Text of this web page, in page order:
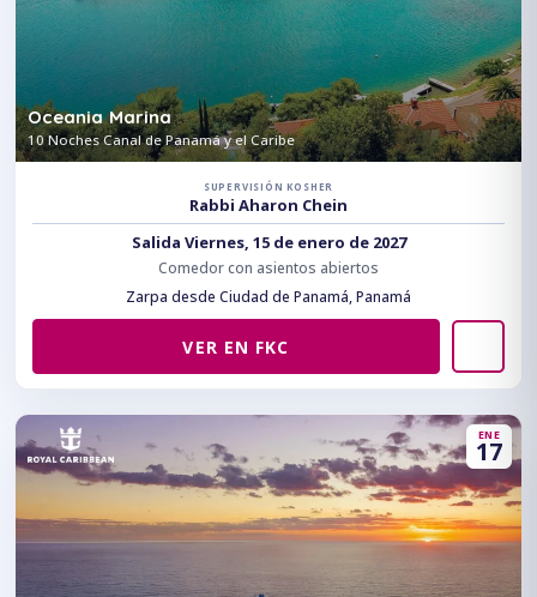
Oceania Marina
10 Noches Canal de Panamá y el Caribe
SUPERVISIÓN KOSHER
Rabbi Aharon Chein
Salida Viernes, 15 de enero de 2027
Comedor con asientos abiertos
Zarpa desde Ciudad de Panamá, Panamá
VER EN FKC
ENE
17